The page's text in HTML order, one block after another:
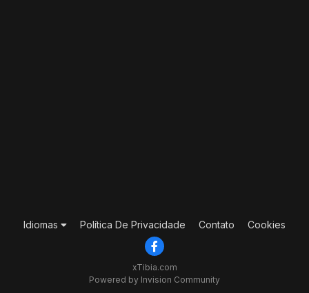
Idiomas Política De Privacidade Contato Cookies
xTibia.com
Powered by Invision Community